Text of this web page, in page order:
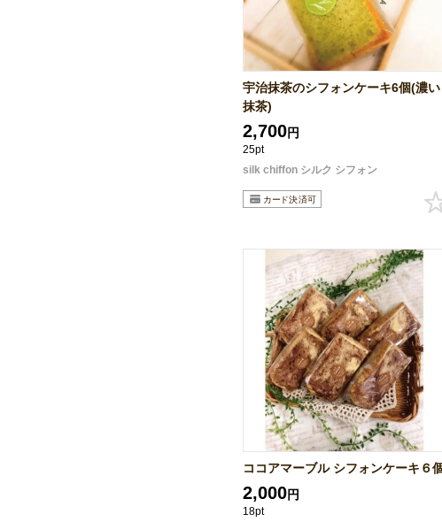
宇治抹茶のシフォンケーキ6個(濃い
抹茶)
2,700円
25pt
silk chiffon シルク シフォン
ココアマーブル シフォンケーキ６
2,000円
18pt